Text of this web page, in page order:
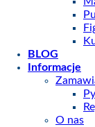
BLOG
Informacje
O nas